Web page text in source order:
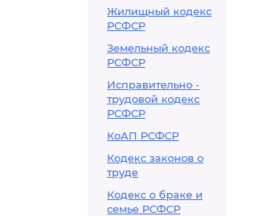
Жилищный кодекс
РСФСР
Земельный кодекс
РСФСР
Исправительно -
трудовой кодекс
РСФСР
КоАП РСФСР
Кодекс законов о
труде
Кодекс о браке и
семье РСФСР